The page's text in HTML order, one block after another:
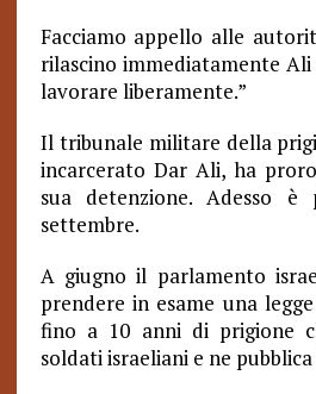
Facciamo appello alle
rilascino immediatamente
lavorare liberamente.”
Il tribunale militare della
incarcerato Dar Ali, ha
sua detenzione. Adesso
settembre.
A giugno il parlamento
prendere in esame una
fino a 10 anni di prigione
soldati israeliani e ne